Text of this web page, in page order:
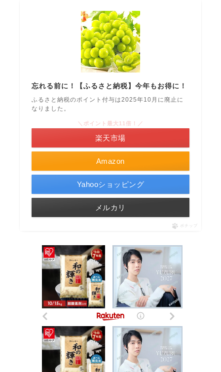
忘れる前に！【ふるさと納税】今年もお得に！
ふるさと納税のポイント付与は2025年10月に廃止に
なりました。
Amazon
＼ポイント最大11倍！／
楽天市場
Yahooショッピング
メルカリ
ポチップ